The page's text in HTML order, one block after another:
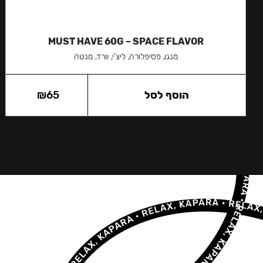
MUST HAVE 60G – SPACE FLAVOR
מנגו, פסיפלורה, ליצ'י, וורד, מנטה
₪65 הוסף לסל